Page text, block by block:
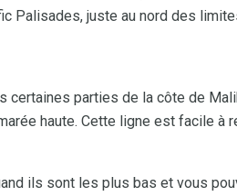
Palisades, juste au nord des
certaines parties de la côte de
haute. Cette ligne est facile à
ils sont les plus bas et vous